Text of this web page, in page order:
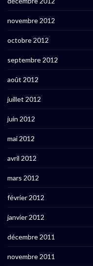
novembre 2012
octobre 2012
septembre 2012
août 2012
juillet 2012
juin 2012
mai 2012
avril 2012
mars 2012
février 2012
janvier 2012
décembre 2011
novembre 2011